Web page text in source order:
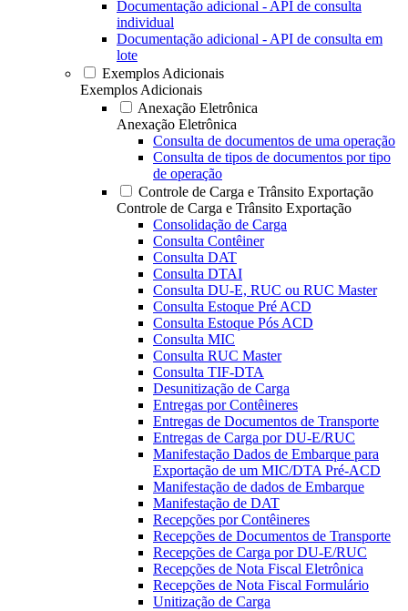
Documentação adicional - API de consulta
individual
Documentação adicional - API de consulta em
lote
Exemplos Adicionais
Exemplos Adicionais
Anexação Eletrônica
Anexação Eletrônica
Consulta de documentos de uma operação
Consulta de tipos de documentos por tipo
de operação
Controle de Carga e Trânsito Exportação
Controle de Carga e Trânsito Exportação
Consolidação de Carga
Consulta Contêiner
Consulta DAT
Consulta DTAI
Consulta DU-E, RUC ou RUC Master
Consulta Estoque Pré ACD
Consulta Estoque Pós ACD
Consulta MIC
Consulta RUC Master
Consulta TIF-DTA
Desunitização de Carga
Entregas por Contêineres
Entregas de Documentos de Transporte
Entregas de Carga por DU-E/RUC
Manifestação Dados de Embarque para
Exportação de um MIC/DTA Pré-ACD
Manifestação de dados de Embarque
Manifestação de DAT
Recepções por Contêineres
Recepções de Documentos de Transporte
Recepções de Carga por DU-E/RUC
Recepções de Nota Fiscal Eletrônica
Recepções de Nota Fiscal Formulário
Unitização de Carga